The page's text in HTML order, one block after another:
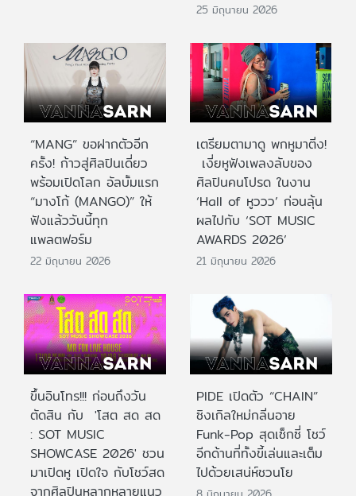
25 มิถุนายน 2026
“MANG” ขอฝากตัวอีก
ครั้ง! ก้าวสู่ศิลปินเดี่ยว
พร้อมเปิดโลก อัลบั้มแรก
“มางโก้ (MANGO)” ให้
ฟังแล้ววันนี้ทุก
แพลตฟอร์ม
22 มิถุนายน 2026
เตรียมตามาดู พกหูมาติ่ง!
เงี่ยหูฟังเพลงลับของ
ศิลปินคนโปรด ในงาน
‘Hall of หูววว’ ก่อนลุ้น
ผลไปกับ ‘SOT MUSIC
AWARDS 2026’
21 มิถุนายน 2026
ขึ้นอินโทร!!! ก่อนถึงวัน
ตัดสิน กับ 'โสต สด สด
: SOT MUSIC
SHOWCASE 2026' ชวน
มาเปิดหู เปิดใจ กับโชว์สด
จากศิลปินหลากหลายแนว
PIDE เปิดตัว “CHAIN”
ซิงเกิลใหม่กลิ่นอาย
Funk-Pop สุดเซ็กซี่ โชว์
อีกด้านที่ทั้งขี้เล่นและเต็ม
ไปด้วยเสน่ห์ชวนโย